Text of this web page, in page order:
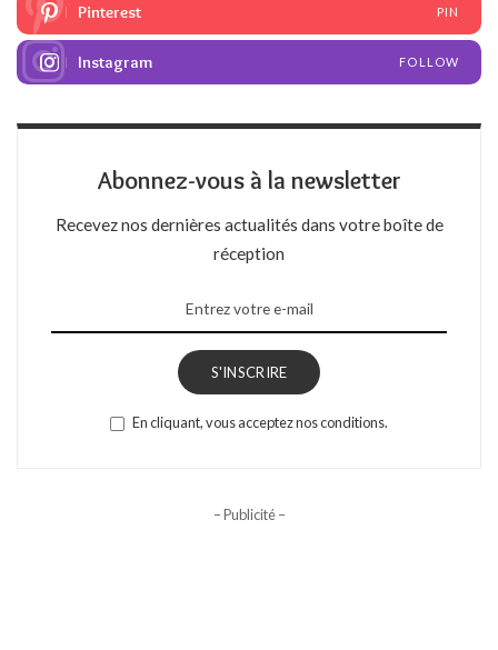
Pinterest PIN
Instagram FOLLOW
Abonnez-vous à la newsletter
Recevez nos dernières actualités dans votre boîte de
réception
S'INSCRIRE
En cliquant, vous acceptez nos conditions.
– Publicité –